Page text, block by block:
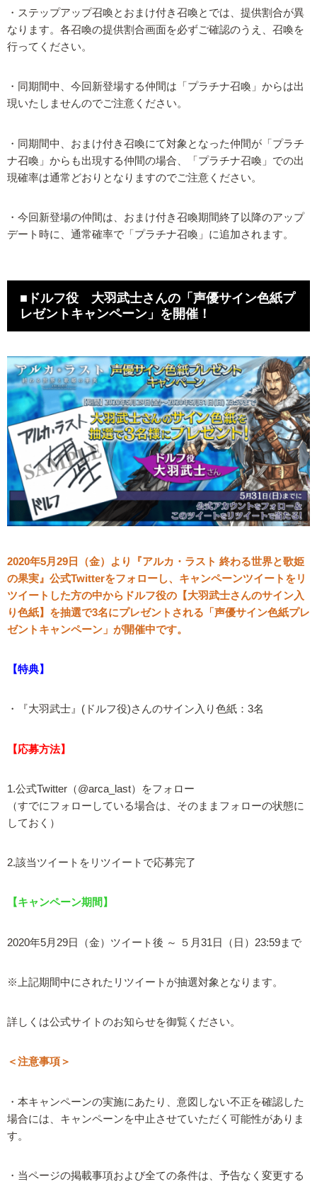
・ステップアップ召喚とおまけ付き召喚とでは、提供割合が異
なります。各召喚の提供割合画面を必ずご確認のうえ、召喚を
行ってください。
・同期間中、今回新登場する仲間は「プラチナ召喚」からは出
現いたしませんのでご注意ください。
・同期間中、おまけ付き召喚にて対象となった仲間が「プラチ
ナ召喚」からも出現する仲間の場合、「プラチナ召喚」での出
現確率は通常どおりとなりますのでご注意ください。
・今回新登場の仲間は、おまけ付き召喚期間終了以降のアップ
デート時に、通常確率で「プラチナ召喚」に追加されます。
■ドルフ役 大羽武士さんの「声優サイン色紙プ
レゼントキャンペーン」を開催！
2020年5月29日（金）より『アルカ・ラスト 終わる世界と歌姫
の果実』公式Twitterをフォローし、キャンペーンツイートをリ
ツイートした方の中からドルフ役の【大羽武士さんのサイン入
り色紙】を抽選で3名にプレゼントされる「声優サイン色紙プレ
ゼントキャンペーン」が開催中です。
【特典】
・『大羽武士』(ドルフ役)さんのサイン入り色紙：3名
【応募方法】
1.公式Twitter（@arca_last）をフォロー
（すでにフォローしている場合は、そのままフォローの状態に
しておく）
2.該当ツイートをリツイートで応募完了
【キャンペーン期間】
2020年5月29日（金）ツイート後 ～ ５月31日（日）23:59まで
※上記期間中にされたリツイートが抽選対象となります。
詳しくは公式サイトのお知らせを御覧ください。
＜注意事項＞
・本キャンペーンの実施にあたり、意図しない不正を確認した
場合には、キャンペーンを中止させていただく可能性がありま
す。
・当ページの掲載事項および全ての条件は、予告なく変更する